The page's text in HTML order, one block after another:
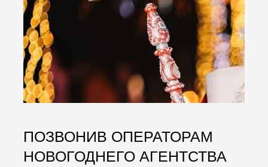
ПОЗВОНИВ ОПЕРАТОРАМ
НОВОГОДНЕГО АГЕНТСТВА